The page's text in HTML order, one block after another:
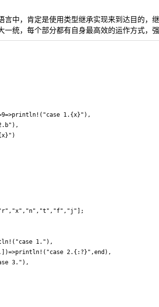
言中，肯定是使用类型继承实现来到达目的，
统，每个部分都有自身最高效的运作方式，
1.{x}"),
1."),
2.{:?}",end),
3."),